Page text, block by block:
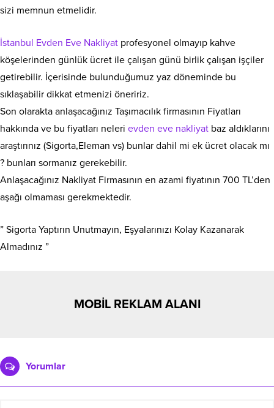
sizi memnun etmelidir.
İstanbul Evden Eve Nakliyat profesyonel olmayıp kahve
köşelerinden günlük ücret ile çalışan günü birlik çalışan işçiler
getirebilir. İçerisinde bulunduğumuz yaz döneminde bu
sıklaşabilir dikkat etmenizi öneririz.
Son olarakta anlaşacağınız Taşımacılık firmasının Fiyatları
hakkında ve bu fiyatları neleri evden eve nakliyat baz aldıklarını
araştırınız (Sigorta,Eleman vs) bunlar dahil mi ek ücret olacak mı
? bunları sormanız gerekebilir.
Anlaşacağınız Nakliyat Firmasının en azami fiyatının 700 TL’den
aşağı olmaması gerekmektedir.
” Sigorta Yaptırın Unutmayın, Eşyalarınızı Kolay Kazanarak
Almadınız ”
MOBİL REKLAM ALANI
Yorumlar